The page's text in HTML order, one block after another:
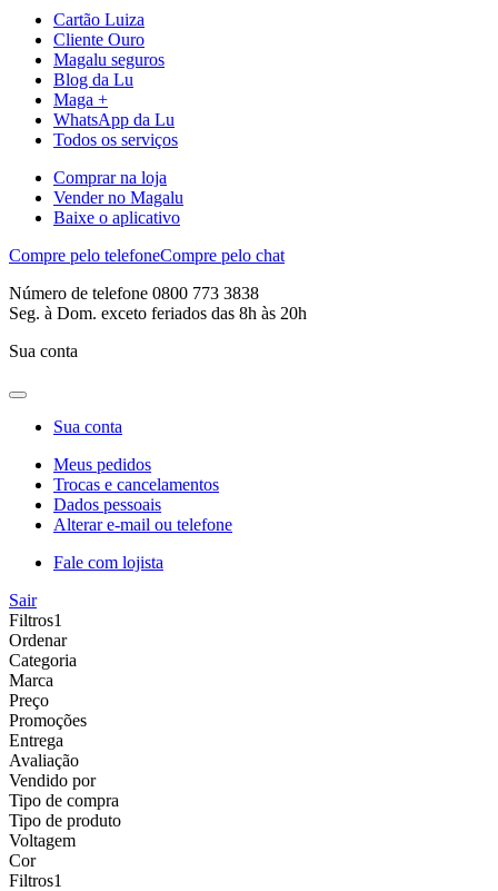
Cartão Luiza
Cliente Ouro
Magalu seguros
Blog da Lu
Maga +
WhatsApp da Lu
Todos os serviços
Comprar na loja
Vender no Magalu
Baixe o aplicativo
Compre pelo telefoneCompre pelo chat
Número de telefone 0800 773 3838
Seg. à Dom. exceto feriados das 8h às 20h
Sua conta
Sua conta
Meus pedidos
Trocas e cancelamentos
Dados pessoais
Alterar e-mail ou telefone
Fale com lojista
Sair
Filtros1
Ordenar
Categoria
Marca
Preço
Promoções
Entrega
Avaliação
Vendido por
Tipo de compra
Tipo de produto
Voltagem
Cor
Filtros1